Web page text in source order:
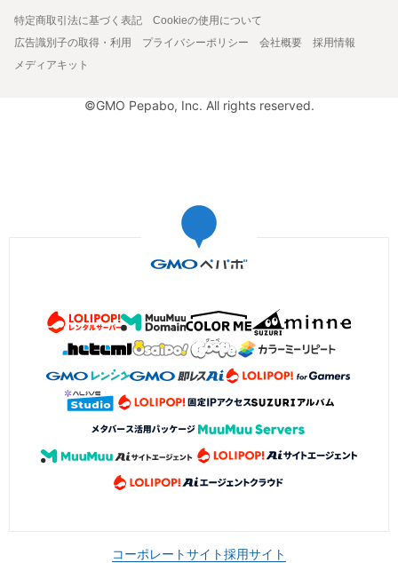
特定商取引法に基づく表記
Cookieの使用について
広告識別子の取得・利用
プライバシーポリシー 会社概要
採用情報
メディアキット
©GMO Pepabo, Inc. All rights reserved.
コーポレートサイト採用サイト